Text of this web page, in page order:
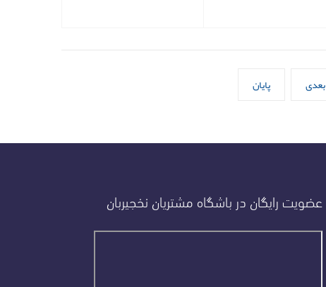
بعدی پایان
عضویت رایگان در باشگاه مشتریان نخجیربان